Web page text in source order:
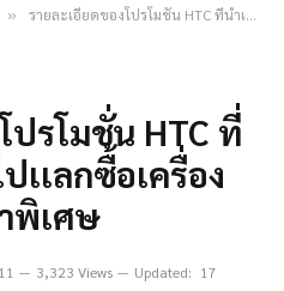
» รายละเอียดของโปรโมชั่น HTC ที่นำเครื่องรุ่นเก่าไปเเลกซื้อเครื่อง HTC ใหม่ในราคาพิเศษ
ปรโมชั่น HTC ที่
เเลกซื้อเครื่อง
พิเศษ
3,323 Views Updated: 17